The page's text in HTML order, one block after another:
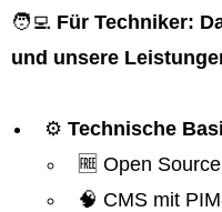
🧑‍💻 Für Techniker:
und unsere
⚙️ Technische
🆓 Open
🧠 CMS mit